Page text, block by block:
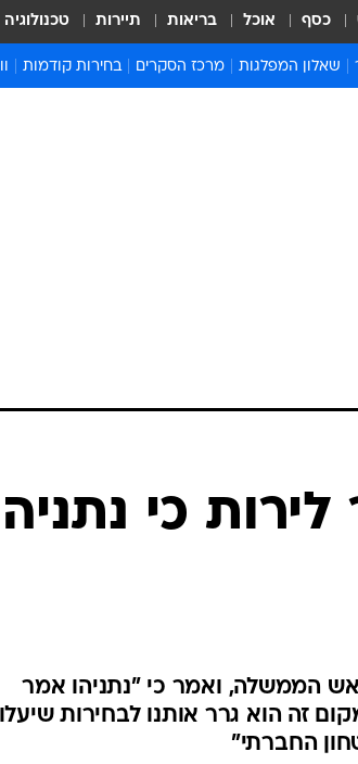
כסף אוכל בריאות תיירות טכנולוגיה
שאלון המפלגות מרכז הסקרים בחירות קודמות
כי
הממשלה, ואמר כי "נתניהו אמר
זה הוא גרר אותנו לבחירות שיעלו
החברתי"